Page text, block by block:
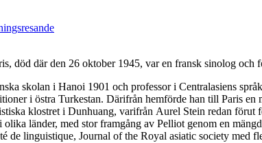
död där den 26 oktober 1945, var en fransk sinolog och
skolan i Hanoi 1901 och professor i Centralasiens
i östra Turkestan. Därifrån hemförde han till Paris
klostret i Dunhuang, varifrån Aurel Stein redan förut
länder, med stor framgång av Pelliot genom en
de linguistique, Journal of the Royal asiatic society med